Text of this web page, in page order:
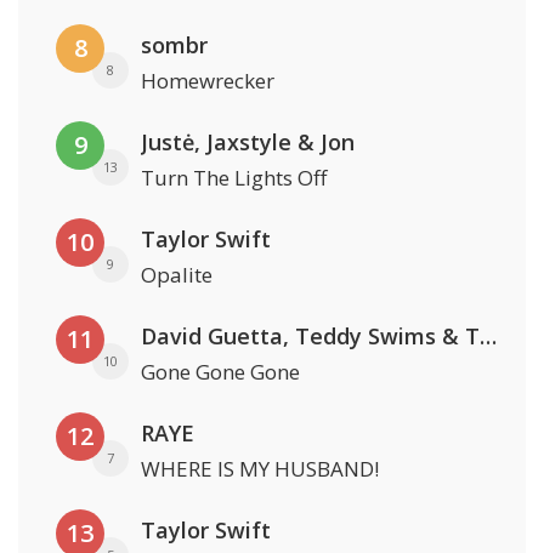
8
8
sombr
Homewrecker
9
13
Justė, Jaxstyle & Jon
Turn The Lights Off
10
9
Taylor Swift
Opalite
11
10
David Guetta, Teddy Swims & Tones And I
Gone Gone Gone
12
7
RAYE
WHERE IS MY HUSBAND!
13 Taylor Swift